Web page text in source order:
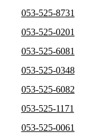
053-525-8731
053-525-0201
053-525-6081
053-525-0348
053-525-6082
053-525-1171
053-525-0061